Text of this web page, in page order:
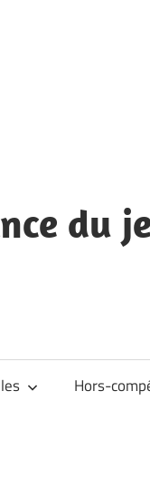
du
Hors-